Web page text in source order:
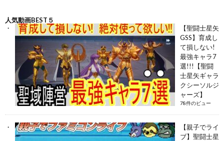
人気動画BEST５
【聖闘士星矢
GSS】育成し
て損しない!
最強キャラ7
選!!!【聖闘
士星矢ギャラ
クシーソルジ
ャーズ】
78件のビュー
【親子でライ
ブ】聖闘士星